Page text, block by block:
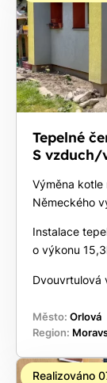
Tepelné
S vzduch/
Výměna kotle
Německého
Instalace
o výkonu
Dvouvrtulová
Město: Orlová
Region:
Realizováno